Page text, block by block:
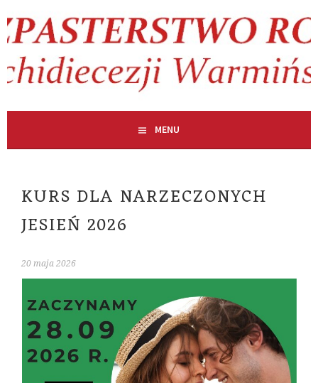
to
content
MENU
KURS DLA NARZECZONYCH
JESIEŃ 2026
20 maja 2026